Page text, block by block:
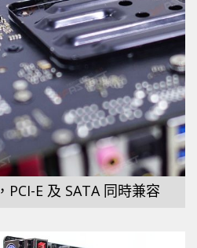
PCI-E 及 SATA 同時兼容